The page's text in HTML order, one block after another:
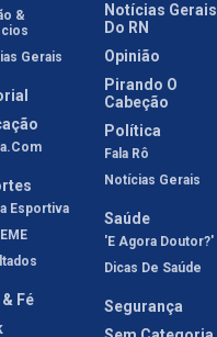
&
Gerais
Esportiva
Fé
Notícias Gerais
Do RN
Opinião
Pirando O
Cabeção
Política
Fala Rô
Notícias Gerais
Saúde
'E Agora Doutor?'
Dicas De Saúde
Segurança